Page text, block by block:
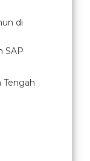
di
SAP
Tengah